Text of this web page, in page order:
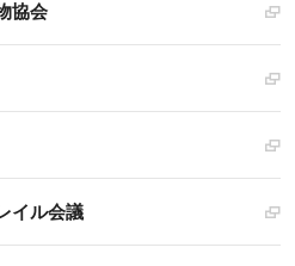
協会
イル会議